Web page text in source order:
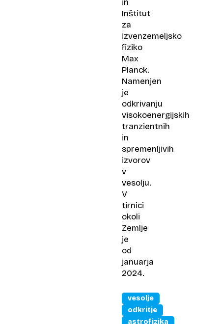
in
Inštitut
za
izvenzemeljsko
fiziko
Max
Planck.
Namenjen
je
odkrivanju
visokoenergijskih
tranzientnih
in
spremenljivih
izvorov
v
vesolju.
V
tirnici
okoli
Zemlje
je
od
januarja
2024.
vesolje
odkritje
astrofizika